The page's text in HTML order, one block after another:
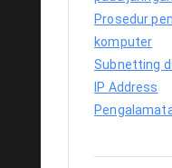
Prosedur
komputer
Subnetting
IP Address